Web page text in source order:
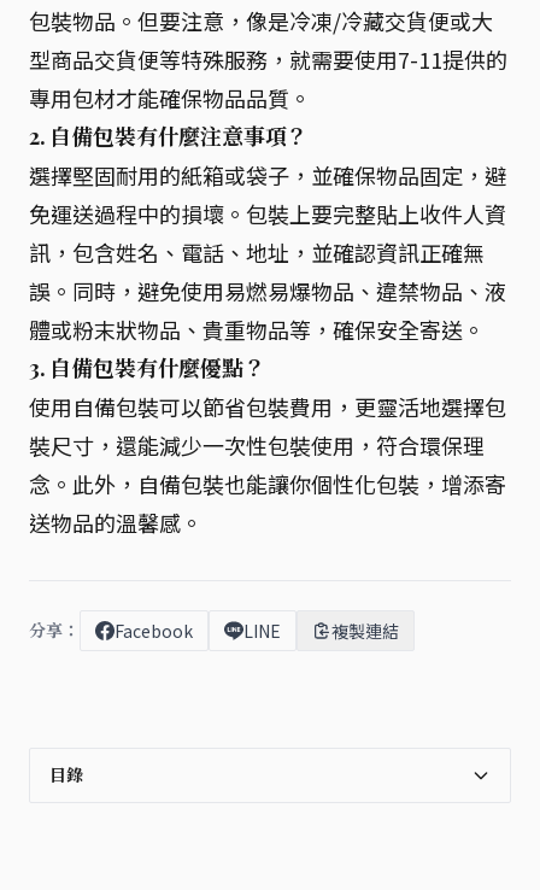
包裝物品。但要注意，像是冷凍/冷藏交貨便或大
型商品交貨便等特殊服務，就需要使用7-11提供的
專用包材才能確保物品品質。
2. 自備包裝有什麼注意事項？
選擇堅固耐用的紙箱或袋子，並確保物品固定，避
免運送過程中的損壞。包裝上要完整貼上收件人資
訊，包含姓名、電話、地址，並確認資訊正確無
誤。同時，避免使用易燃易爆物品、違禁物品、液
體或粉末狀物品、貴重物品等，確保安全寄送。
3. 自備包裝有什麼優點？
使用自備包裝可以節省包裝費用，更靈活地選擇包
裝尺寸，還能減少一次性包裝使用，符合環保理
念。此外，自備包裝也能讓你個性化包裝，增添寄
送物品的溫馨感。
分享： Facebook LINE 複製連結
目錄